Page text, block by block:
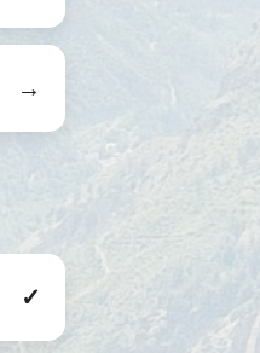
→
✓